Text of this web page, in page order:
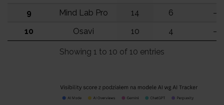
9
Mind Lab Pro 14 6
–
10
Osavi 10 4 –
Showing 1 to 10 of 10 entries